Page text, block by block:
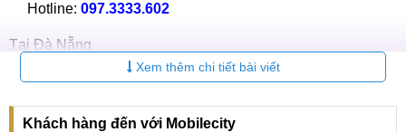
Hotline: 097.3333.602
Tại Đà Nẵng
CN 6:97 Hàm Nghi, Q.Thanh Khê
Hotline:097.123.9797
Xem thêm chi tiết bài viết
Khách hàng đến với Mobilecity